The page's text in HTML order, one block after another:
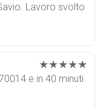
Lavoro svolto
★★★★★
e in 40 minuti